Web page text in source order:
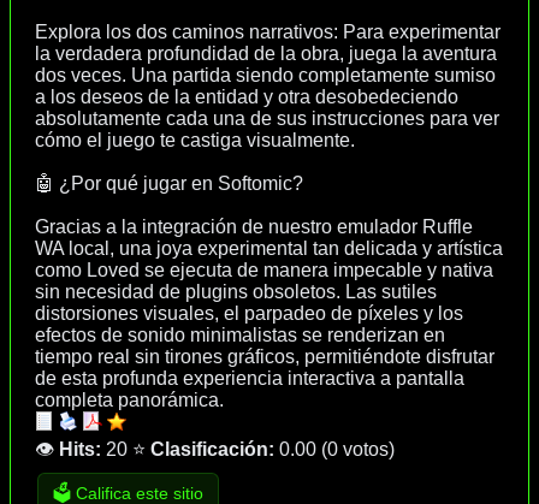
Explora los dos caminos narrativos: Para experimentar
la verdadera profundidad de la obra, juega la aventura
dos veces. Una partida siendo completamente sumiso
a los deseos de la entidad y otra desobedeciendo
absolutamente cada una de sus instrucciones para ver
cómo el juego te castiga visualmente.
🤖 ¿Por qué jugar en Softomic?
Gracias a la integración de nuestro emulador Ruffle
WA local, una joya experimental tan delicada y artística
como Loved se ejecuta de manera impecable y nativa
sin necesidad de plugins obsoletos. Las sutiles
distorsiones visuales, el parpadeo de píxeles y los
efectos de sonido minimalistas se renderizan en
tiempo real sin tirones gráficos, permitiéndote disfrutar
de esta profunda experiencia interactiva a pantalla
completa panorámica.
👁️ Hits: 20 ⭐ Clasificación: 0.00 (0 votos)
🗳️ Califica este sitio